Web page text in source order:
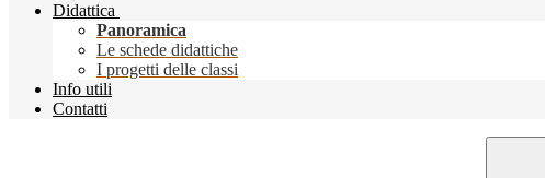
Didattica
Panoramica
Le schede didattiche
I progetti delle classi
Info utili
Contatti